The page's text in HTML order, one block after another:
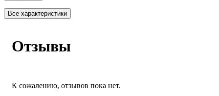
Все характеристики
Отзывы
К сожалению, отзывов пока нет.